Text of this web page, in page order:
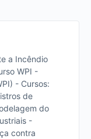
a Incêndio
WPI -
- Cursos:
de
do
-
contra